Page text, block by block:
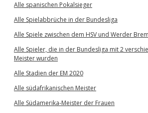
Alle spanischen Pokalsieger
Alle Spielabbrüche in der Bundesliga
Alle Spiele zwischen dem HSV und Werder
Alle Spieler, die in der Bundesliga mit 2
Meister wurden
Alle Stadien der EM 2020
Alle südafrikanischen Meister
Alle Südamerika-Meister der Frauen